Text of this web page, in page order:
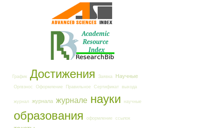
График Достижения Заявка Научные
Оргвзнос Оформление Правильное Сертификат выхода
журнал журнала журнале науки научные
образования оформление ссылок